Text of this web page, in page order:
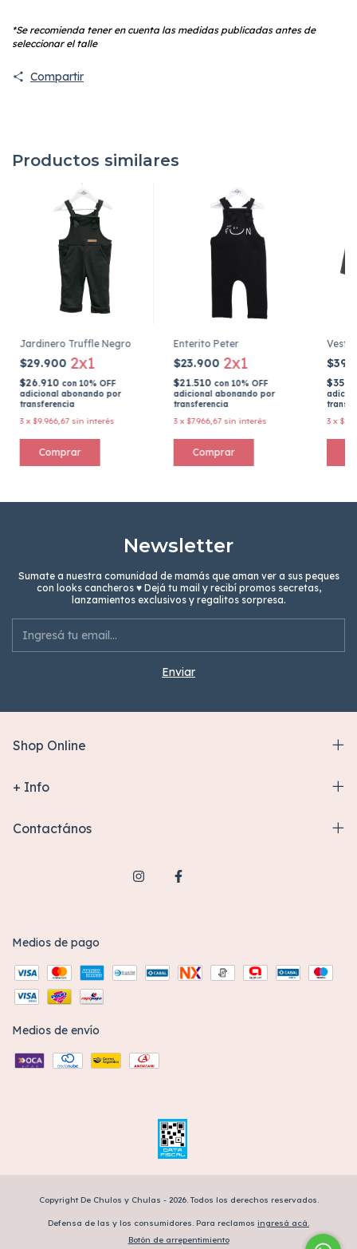
*Se recomienda tener en cuenta las medidas publicadas antes de
seleccionar el talle
Compartir
Productos similares
Jardinero Truffle Negro
$29.900 2x1
$26.910 con 10% OFF
adicional abonando por
transferencia
3 x$9.966,67 sin interés
Comprar
Enterito Peter
$23.900 2x1
$21.510 con 10% OFF
adicional abonando por
transferencia
3 x$7.966,67 sin interés
Comprar
3 x
Newsletter
Sumate a nuestra comunidad de mamás que aman ver a sus peques
con looks cancheros ♥ Dejá tu mail y recibí promos secretas,
lanzamientos exclusivos y regalitos sorpresa.
Shop Online
+ Info
Contactános
Medios de pago
Medios de envío
Copyright De Chulos y Chulas - 2026. Todos los derechos reservados.
Defensa de las y los consumidores. Para reclamos ingresá acá.
Botón de arrepentimiento